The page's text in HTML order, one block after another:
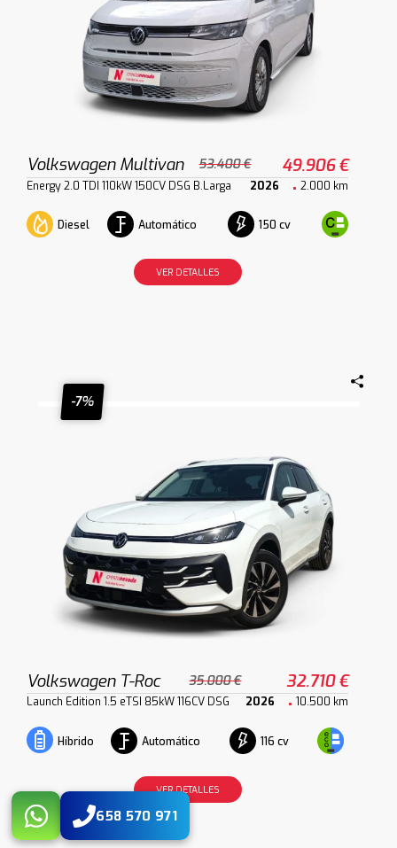
Volkswagen Multivan 53.400 € 49.906 €
Energy 2.0 TDI 110kW 150CV DSG B.Larga 2026 2.000 km
Diesel Automático 150 cv
VER DETALLES
-7%
Volkswagen T-Roc 35.000 € 32.710 €
Launch Edition 1.5 eTSI 85kW 116CV DSG 2026 10.500 km
Híbrido Automático 116 cv
VER DETALLES
658 570 971